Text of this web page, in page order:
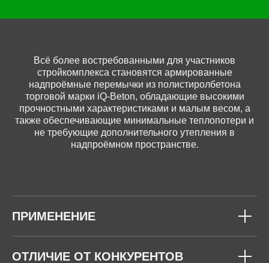
Всё более востребованными для участников
стройкомплекса становятся армированные
надпроёмные перемычки из полистиролбетона
торговой марки iQ-Beton, обладающие высокими
прочностными характеристиками и малым весом, а
также обеспечивающие минимальные теплопотери и
не требующие дополнительного утепления в
надпроёмном пространстве.
ПРИМЕНЕНИЕ
ОТЛИЧИЕ ОТ КОНКУРЕНТОВ